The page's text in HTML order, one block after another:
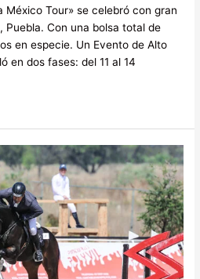
México Tour» se celebró con gran
Puebla. Con una bolsa total de
en especie. Un Evento de Alto
en dos fases: del 11 al 14